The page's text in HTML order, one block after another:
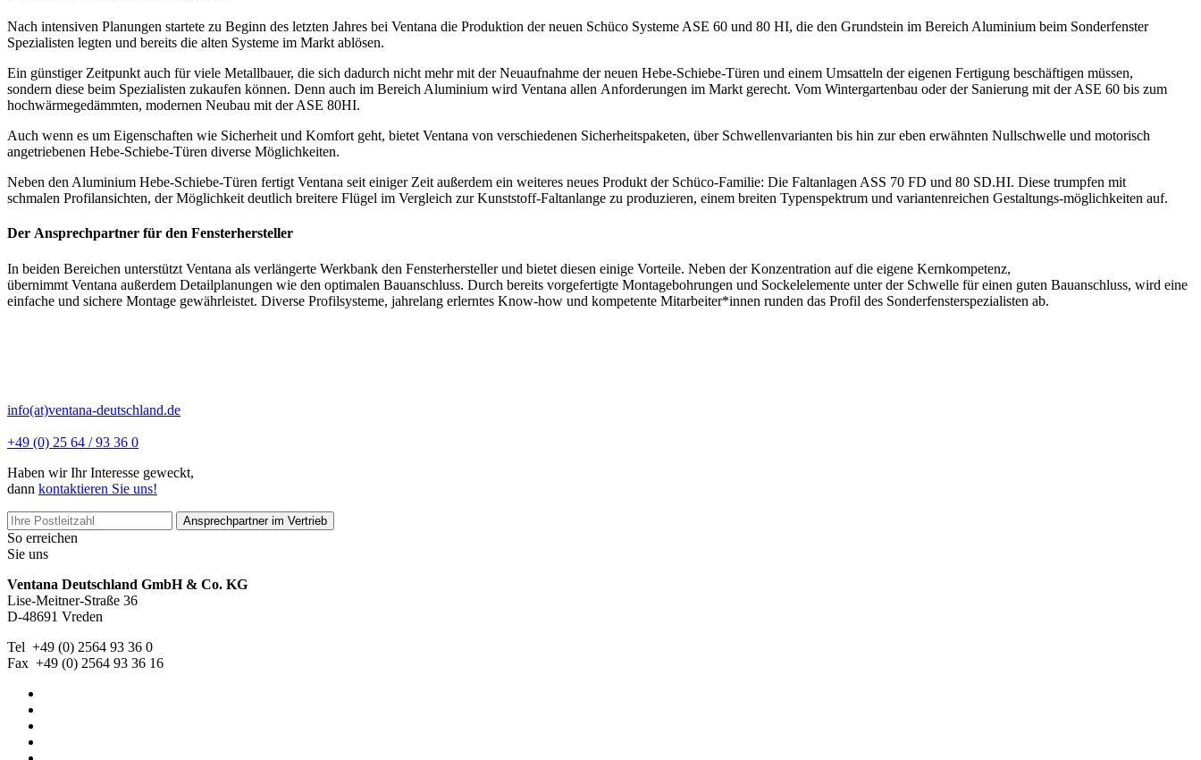
Nach intensiven Planungen startete zu Beginn des letzten Jahres bei Ventana die Produktion der neuen Schüco Systeme ASE 60 und 80 HI, die den Grundstein im Bereich Aluminium beim Sonderfenster
Spezialisten legten und bereits die alten Systeme im Markt ablösen.
Ein günstiger Zeitpunkt auch für viele Metallbauer, die sich dadurch nicht mehr mit der Neuaufnahme der neuen Hebe-Schiebe-Türen und einem Umsatteln der eigenen Fertigung beschäftigen müssen,
sondern diese beim Spezialisten zukaufen können. Denn auch im Bereich Aluminium wird Ventana allen Anforderungen im Markt gerecht. Vom Wintergartenbau oder der Sanierung mit der ASE 60 bis zum
hochwärmegedämmten, modernen Neubau mit der ASE 80HI.
Auch wenn es um Eigenschaften wie Sicherheit und Komfort geht, bietet Ventana von verschiedenen Sicherheitspaketen, über Schwellenvarianten bis hin zur eben erwähnten Nullschwelle und motorisch
angetriebenen Hebe-Schiebe-Türen diverse Möglichkeiten.
Neben den Aluminium Hebe-Schiebe-Türen fertigt Ventana seit einiger Zeit außerdem ein weiteres neues Produkt der Schüco-Familie: Die Faltanlagen ASS 70 FD und 80 SD.HI. Diese trumpfen mit
schmalen Profilansichten, der Möglichkeit deutlich breitere Flügel im Vergleich zur Kunststoff-Faltanlange zu produzieren, einem breiten Typenspektrum und variantenreichen Gestaltungs-möglichkeiten auf.
Der Ansprechpartner für den Fensterhersteller
In beiden Bereichen unterstützt Ventana als verlängerte Werkbank den Fensterhersteller und bietet diesen einige Vorteile. Neben der Konzentration auf die eigene Kernkompetenz,
übernimmt Ventana außerdem Detailplanungen wie den optimalen Bauanschluss. Durch bereits vorgefertigte Montagebohrungen und Sockelelemente unter der Schwelle für einen guten Bauanschluss, wird eine
einfache und sichere Montage gewährleistet. Diverse Profilsysteme, jahrelang erlerntes Know-how und kompetente Mitarbeiter*innen runden das Profil des Sonderfensterspezialisten ab.
info(at)ventana-deutschland.de
+49 (0) 25 64 / 93 36 0
Haben wir Ihr Interesse geweckt,
dann kontaktieren Sie uns!
Ansprechpartner im Vertrieb
So erreichen
Sie uns
Ventana Deutschland GmbH & Co. KG
Lise-Meitner-Straße 36
D-48691 Vreden
Tel +49 (0) 2564 93 36 0
Fax +49 (0) 2564 93 36 16